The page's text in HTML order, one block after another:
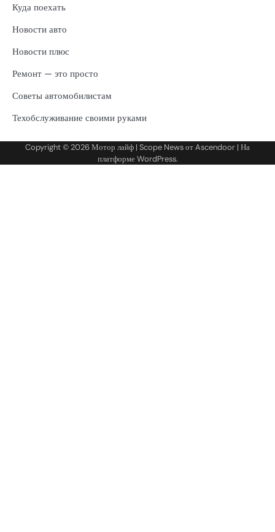
Куда поехать
Новости авто
Новости плюс
Ремонт — это просто
Советы автомобилистам
Техобслуживание своими руками
Copyright © 2026Мотор лайф | Scope News отAscendoor | На
платформеWordPress.